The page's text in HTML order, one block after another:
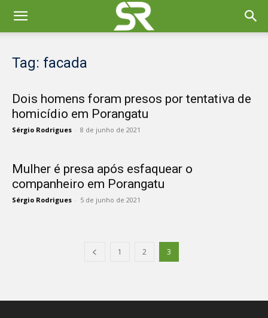
Tag: facada
Dois homens foram presos por tentativa de
homicídio em Porangatu
Sérgio Rodrigues - 8 de junho de 2021
Mulher é presa após esfaquear o
companheiro em Porangatu
Sérgio Rodrigues - 5 de junho de 2021
1 2 3